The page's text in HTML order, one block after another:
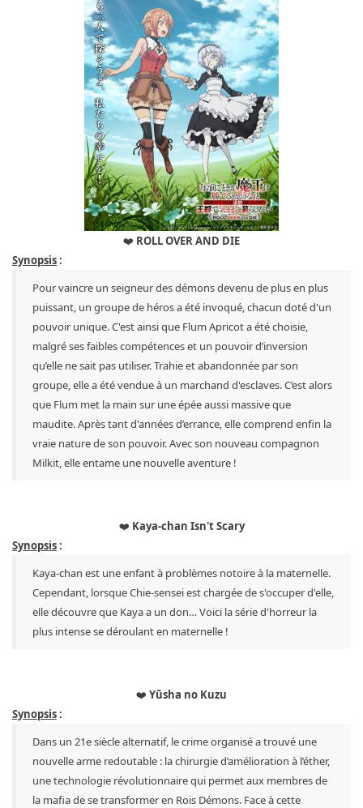
❤️ ROLL OVER AND DIE
Synopsis:
Pour vaincre un seigneur des démons devenu de plus en plus
puissant, un groupe de héros a été invoqué, chacun doté d'un
pouvoir unique. C'est ainsi que Flum Apricot a été choisie,
malgré ses faibles compétences et un pouvoir d’inversion
qu’elle ne sait pas utiliser. Trahie et abandonnée par son
groupe, elle a été vendue à un marchand d'esclaves. C’est alors
que Flum met la main sur une épée aussi massive que
maudite. Après tant d'années d’errance, elle comprend enfin la
vraie nature de son pouvoir. Avec son nouveau compagnon
Milkit, elle entame une nouvelle aventure !
❤️ Kaya-chan Isn't Scary
Synopsis:
Kaya-chan est une enfant à problèmes notoire à la maternelle.
Cependant, lorsque Chie-sensei est chargée de s'occuper d'elle,
elle découvre que Kaya a un don… Voici la série d'horreur la
plus intense se déroulant en maternelle !
❤️ Yūsha no Kuzu
Synopsis:
Dans un 21e siècle alternatif, le crime organisé a trouvé une
nouvelle arme redoutable : la chirurgie d’amélioration à l’éther,
une technologie révolutionnaire qui permet aux membres de
la mafia de se transformer en Rois Démons. Face à cette